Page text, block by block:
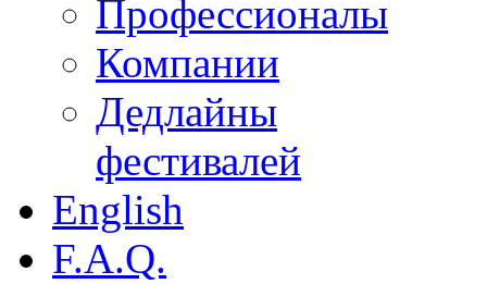
Профессионалы
Компании
Дедлайны
фестивалей
English
F.A.Q.